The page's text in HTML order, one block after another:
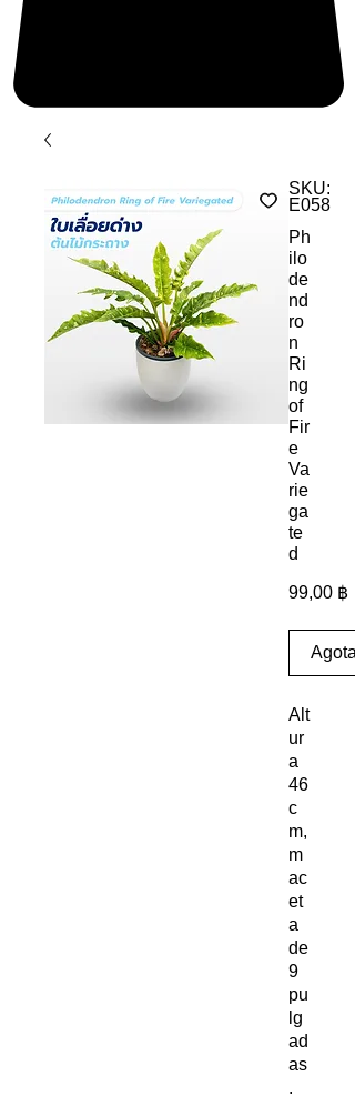
SKU:
E058
Ph
ilo
de
nd
ro
n
Ri
ng
of
Fir
e
Va
rie
ga
te
d
99,00 ฿
Alt
ur
a
46
c
m,
m
ac
et
a
de
9
pu
lg
ad
as
.